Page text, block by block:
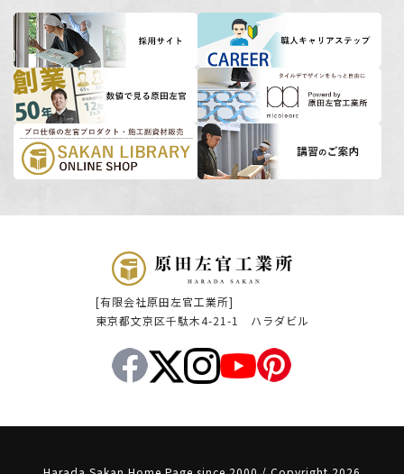
[有限会社原田左官工業所]
東京都文京区千駄木4-21-1 ハラダビル